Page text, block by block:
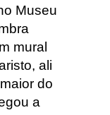
Museu
mural
ali
do
a